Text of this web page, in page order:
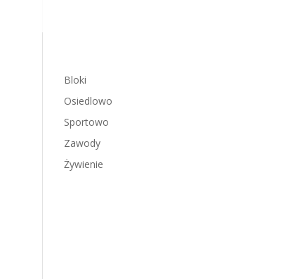
Bloki
Osiedlowo
Sportowo
Zawody
Żywienie